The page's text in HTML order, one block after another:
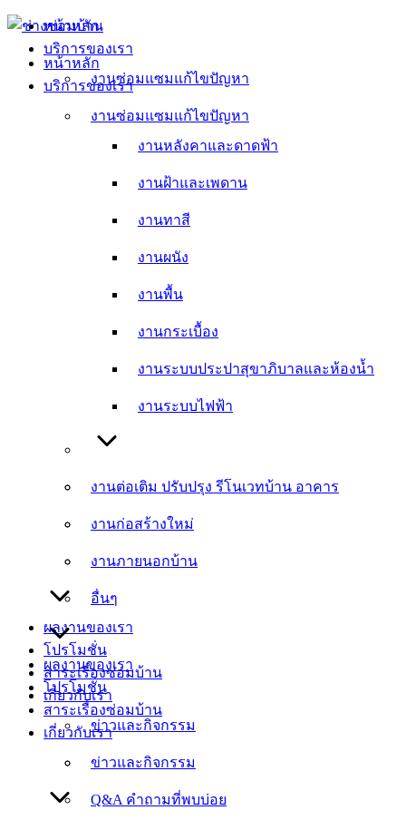
Skip
content
หน้าหลัก
บริการของเรา
งานซ่อมแซมแก้ไขปัญหา
งานหลังคาและดาดฟ้า
งานฝ้าและเพดาน
งานทาสี
งานผนัง
งานพื้น
งานกระเบื้อง
งานระบบประปาสุขาภิบาลและห้องน้ำ
งานระบบไฟฟ้า
งานต่อเติม ปรับปรุง รีโนเวทบ้าน อาคาร
งานก่อสร้างใหม่
งานภายนอกบ้าน
อื่นๆ
ผลงานของเรา
โปรโมชั่น
สาระเรื่องซ่อมบ้าน
เกี่ยวกับเรา
ข่าวและกิจกรรม
Q&A คำถามที่พบบ่อย
หน้าหลัก
บริการของเรา
งานซ่อมแซมแก้ไขปัญหา
งานหลังคาและดาดฟ้า
งานฝ้าและเพดาน
งานทาสี
งานผนัง
งานพื้น
งานกระเบื้อง
งานระบบประปาสุขาภิบาลและห้องน้ำ
งานระบบไฟฟ้า
งานต่อเติม ปรับปรุง รีโนเวทบ้าน อาคาร
งานก่อสร้างใหม่
งานภายนอกบ้าน
อื่นๆ
ผลงานของเรา
โปรโมชั่น
สาระเรื่องซ่อมบ้าน
เกี่ยวกับเรา
ข่าวและกิจกรรม
Q&A คำถามที่พบบ่อย